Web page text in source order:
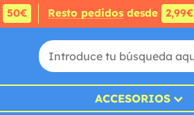
50€ Resto pedidosdesde 2,99€
ACCESORIOS